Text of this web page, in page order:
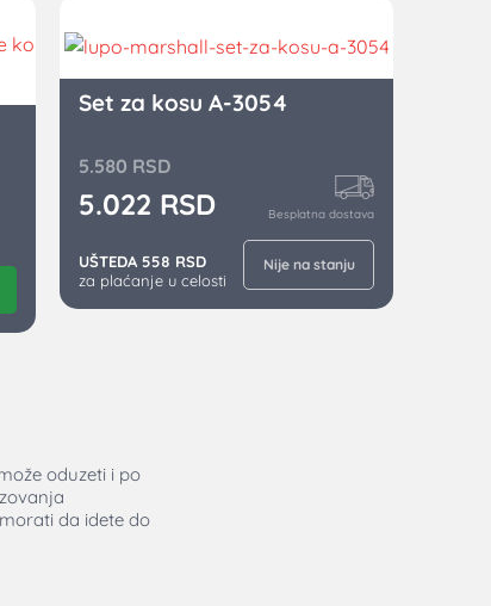
Set za kosu A-3054
5.580 RSD
5.022 RSD Besplatna dostava
UŠTEDA 558 RSD
za plaćanje u celosti
Nije na stanju
oduzeti i po
da idete do